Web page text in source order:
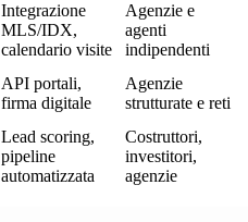
Integrazione
MLS/IDX,
calendario visite
Agenzie e
agenti
indipendenti
API portali,
firma digitale
Agenzie
strutturate e reti
Lead scoring,
pipeline
automatizzata
Costruttori,
investitori,
agenzie